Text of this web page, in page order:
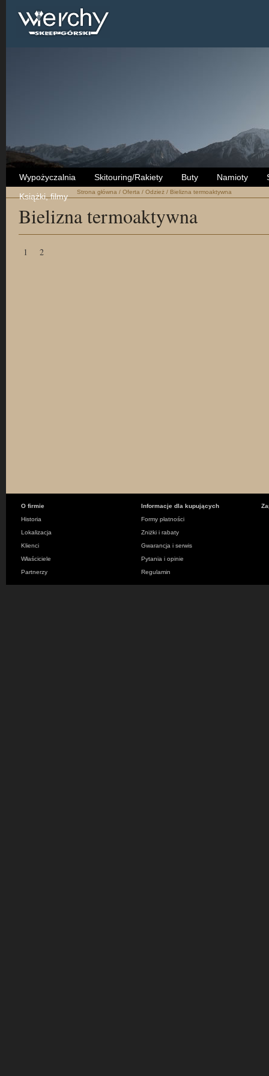
Wypożyczalnia Skitouring/Rakiety Buty Namioty
Książki, filmy
Strona główna / Oferta / Odzież / Bielizna termoaktywna
Bielizna termoaktywna
1 2
O firmie
Historia
Lokalizacja
Klienci
Właściciele
Partnerzy
Informacje dla kupujących
Formy płatności
Zniżki i rabaty
Gwarancja i serwis
Pytania i opinie
Regulamin